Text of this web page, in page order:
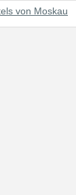
von Moskau